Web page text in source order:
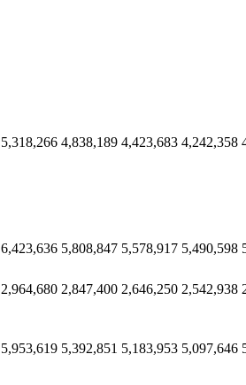
5,318,266 4,838,189 4,423,683 4,242,358
6,423,636 5,808,847 5,578,917 5,490,598
2,964,680 2,847,400 2,646,250 2,542,938
5,953,619 5,392,851 5,183,953 5,097,646